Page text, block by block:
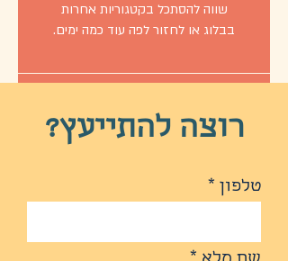
שווה להסתכל בקטגוריות אחרות
בבלוג או לחזור לפה עוד כמה ימים.
רוצה להתייעץ?
טלפון